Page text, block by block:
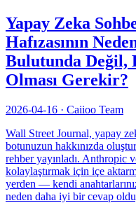
Yapay Zeka
Hafızasının
Bulutunda Değil,
Olması Gerekir?
2026-04-16 · Caiioo Team
Wall Street Journal, yapay
botunuzun hakkınızda
rehber yayınladı. Anthropic
kolaylaştırmak için içe
yerden — kendi
neden daha iyi bir cevap